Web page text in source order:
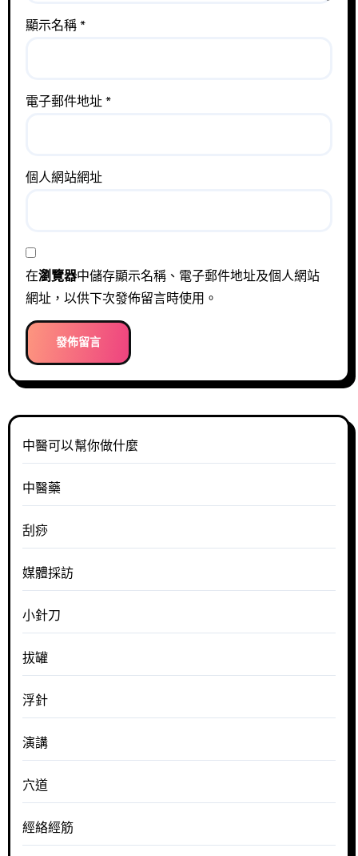
顯示名稱*
電子郵件地址*
個人網站網址
在瀏覽器中儲存顯示名稱、電子郵件地址及個人網站
網址，以供下次發佈留言時使用。
中醫可以幫你做什麼
中醫藥
刮痧
媒體採訪
小針刀
拔罐
浮針
演講
穴道
經絡經筋